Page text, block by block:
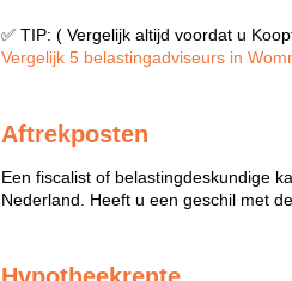
✅ TIP: ( Vergelijk altijd voordat u
Vergelijk 5 belastingadviseurs in
Aftrekposten
Een fiscalist of belastingdeskundige
Nederland. Heeft u een geschil met